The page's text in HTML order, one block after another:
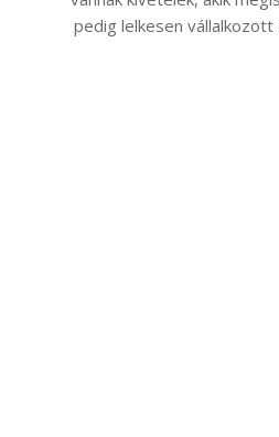
pedig lelkesen